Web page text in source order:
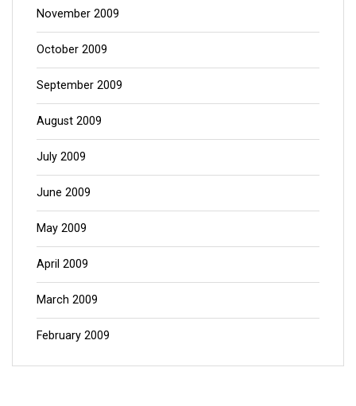
November 2009
October 2009
September 2009
August 2009
July 2009
June 2009
May 2009
April 2009
March 2009
February 2009